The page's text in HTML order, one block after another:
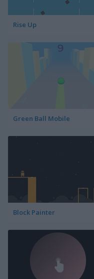
Rise Up
Green Ball Mobile
Block Painter